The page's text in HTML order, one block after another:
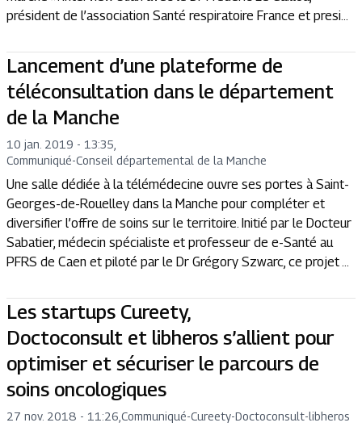
président de l’association Santé respiratoire France et presi...
Lancement d’une plateforme de
téléconsultation dans le département
de la Manche
10 jan. 2019 - 13:35
Communiqué-Conseil départemental de la Manche
Une salle dédiée à la télémédecine ouvre ses portes à Saint-
Georges-de-Rouelley dans la Manche pour compléter et
diversifier l’offre de soins sur le territoire. Initié par le Docteur
Sabatier, médecin spécialiste et professeur de e-Santé au
PFRS de Caen et piloté par le Dr Grégory Szwarc, ce projet ...
Les startups Cureety,
Doctoconsult et libheros s’allient pour
optimiser et sécuriser le parcours de
soins oncologiques
27 nov. 2018 - 11:26 Communiqué-Cureety-Doctoconsult-libheros